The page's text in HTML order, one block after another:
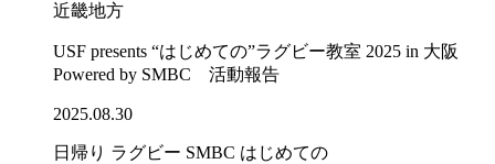
近畿地方
USF presents “はじめての”ラグビー教室 2025 in 大阪
Powered by SMBC 活動報告
2025.08.30
日帰り ラグビー SMBC はじめての